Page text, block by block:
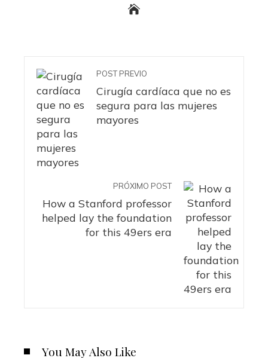
POST PREVIO
Cirugía cardíaca que no es
segura para las mujeres
mayores
PRÓXIMO POST
How a Stanford professor
helped lay the foundation
for this 49ers era
You May Also Like